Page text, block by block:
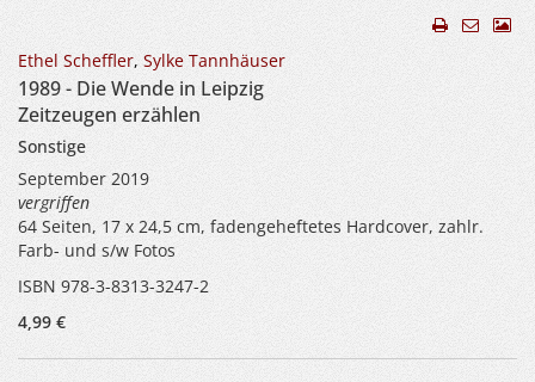
Ethel Scheffler, Sylke Tannhäuser
1989 - Die Wende in Leipzig
Zeitzeugen erzählen
Sonstige
September 2019
vergriffen
64 Seiten, 17 x 24,5 cm, fadengeheftetes Hardcover, zahlr.
Farb- und s/w Fotos
ISBN 978-3-8313-3247-2
4,99 €